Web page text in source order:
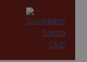
www.quotidianosanita.it